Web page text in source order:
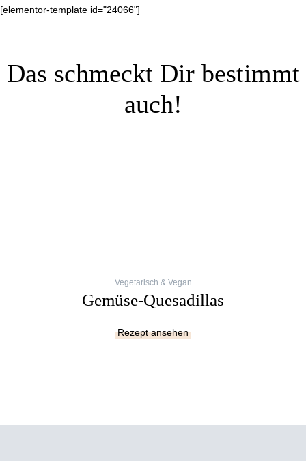
[elementor-template id="24066"]
Das schmeckt Dir bestimmt
auch!
Vegetarisch & Vegan
Gemüse-Quesadillas
Rezept ansehen